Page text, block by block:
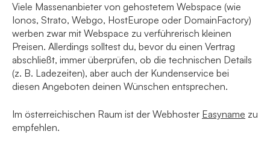
Viele Massenanbieter von gehostetem Webspace (wie
Ionos, Strato, Webgo, HostEurope oder DomainFactory)
werben zwar mit Webspace zu verführerisch kleinen
Preisen. Allerdings solltest du, bevor du einen Vertrag
abschließt, immer überprüfen, ob die technischen Details
(z. B. Ladezeiten), aber auch der Kundenservice bei
diesen Angeboten deinen Wünschen entsprechen.
Im österreichischen Raum ist der Webhoster Easyname zu
empfehlen.